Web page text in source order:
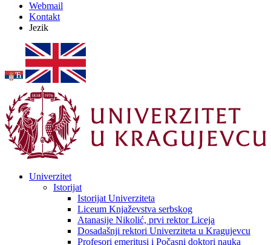
Webmail
Kontakt
Jezik
Univerzitet
Istorijat
Istorijat Univerziteta
Liceum Knjaževstva serbskog
Atanasije Nikolić, prvi rektor Liceja
Dosadašnji rektori Univerziteta u Kragujevcu
Profesori emeritusi i Počasni doktori nauka